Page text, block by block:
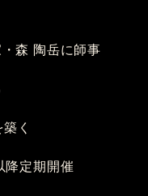
森 陶岳に師事
く
降定期開催